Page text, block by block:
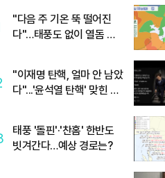
"다음 주 기온 뚝 떨어진
다"…태풍도 없이 열돔 박
"이재명 탄핵, 얼마 안 남았
다"...'윤석열 탄핵' 맞힌 무
태풍 '돌핀'·'찬홈' 한반도
빗겨간다…예상 경로는?